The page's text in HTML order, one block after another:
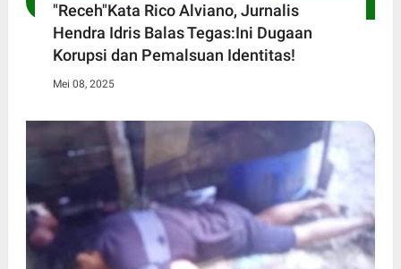
"Receh"Kata Rico Alviano, Jurnalis
Hendra Idris Balas Tegas:Ini Dugaan
Korupsi dan Pemalsuan Identitas!
Mei 08, 2025